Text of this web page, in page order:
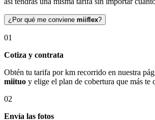
¿Por qué me conviene miiflex?
01
Cotiza y contrata
Obtén tu tarifa por km recorrido en nuestra
miituo y elige el plan de cobertura que más te
02
Envía las fotos